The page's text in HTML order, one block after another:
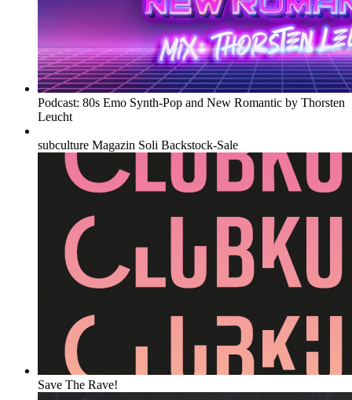
Podcast: 80s Emo Synth-Pop and New Romantic by Thorsten
Leucht
subculture Magazin Soli Backstock-Sale
Save The Rave!